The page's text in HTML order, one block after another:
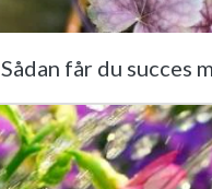
Sådan får du succes